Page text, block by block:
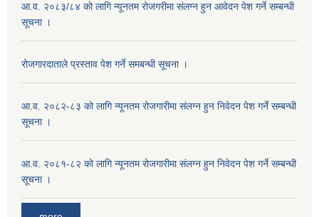
आ.व. २०८३/८४ को लागि न्यूनतम रोजगरीमा संलग्न हुन आवेदन पेश गर्ने सम्बन्धी
सूचना ।
रोजगारदाताले प्रस्ताव पेश गर्ने समबन्धी सूचना ।
आ.व. २०८२-८३ को लागि न्यूनतम रोजगारीमा संलग्न हुन निवेदन पेश गर्ने सम्बन्धी
सूचना ।
आ.व. २०८१-८२ को लागि न्यूनतम रोजगारीमा संलग्न हुन निवेदन पेश गर्ने सम्बन्धी
सूचना ।